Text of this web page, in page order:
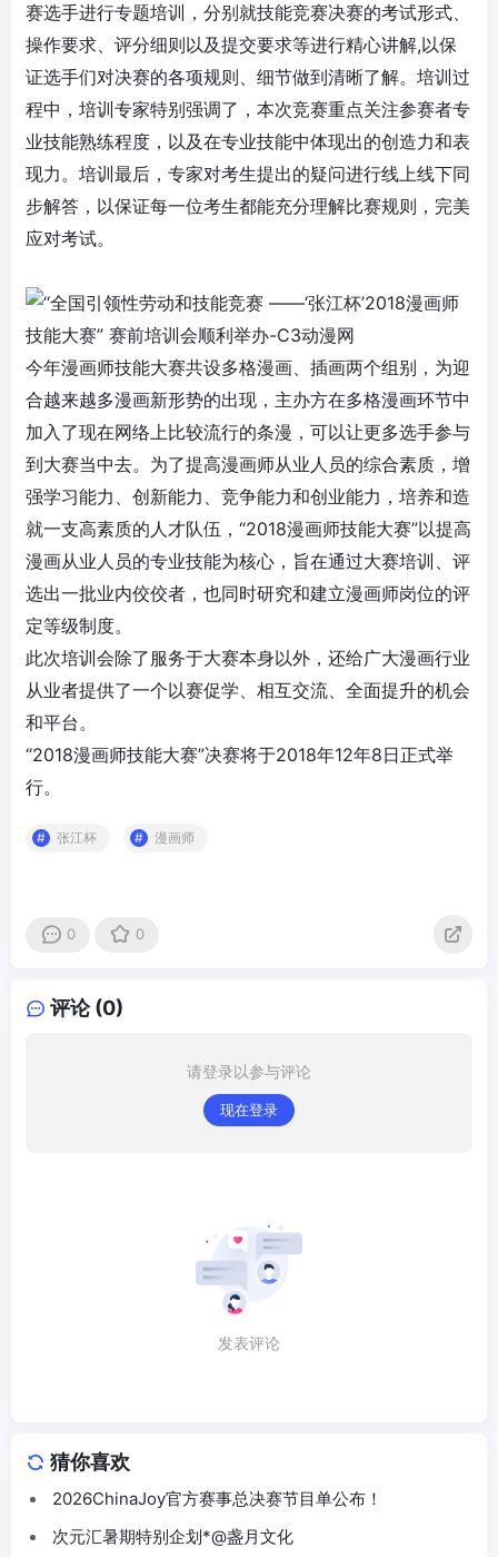
赛选手进行专题培训，分别就技能竞赛决赛的考试形式、
操作要求、评分细则以及提交要求等进行精心讲解,以保
证选手们对决赛的各项规则、细节做到清晰了解。培训过
程中，培训专家特别强调了，本次竞赛重点关注参赛者专
业技能熟练程度，以及在专业技能中体现出的创造力和表
现力。培训最后，专家对考生提出的疑问进行线上线下同
步解答，以保证每一位考生都能充分理解比赛规则，完美
应对考试。
今年漫画师技能大赛共设多格漫画、插画两个组别，为迎
合越来越多漫画新形势的出现，主办方在多格漫画环节中
加入了现在网络上比较流行的条漫，可以让更多选手参与
到大赛当中去。为了提高漫画师从业人员的综合素质，增
强学习能力、创新能力、竞争能力和创业能力，培养和造
就一支高素质的人才队伍，“2018漫画师技能大赛”以提高
漫画从业人员的专业技能为核心，旨在通过大赛培训、评
选出一批业内佼佼者，也同时研究和建立漫画师岗位的评
定等级制度。
此次培训会除了服务于大赛本身以外，还给广大漫画行业
从业者提供了一个以赛促学、相互交流、全面提升的机会
和平台。
“2018漫画师技能大赛”决赛将于2018年12年8日正式举
行。
张江杯 漫画师
0 0
评论 (0)
请登录以参与评论
现在登录
发表评论
猜你喜欢
2026ChinaJoy官方赛事总决赛节目单公布！
次元汇暑期特别企划*@盏月文化